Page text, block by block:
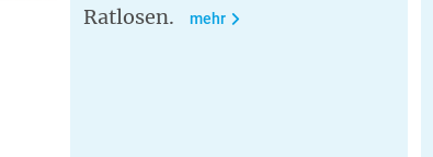
Ratlosen.
mehr